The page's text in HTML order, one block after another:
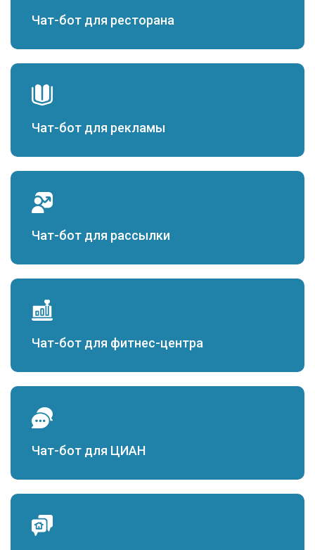
Чат-бот для ресторана
Чат-бот для рекламы
Чат-бот для рассылки
Чат-бот для фитнес-центра
Чат-бот для ЦИАН